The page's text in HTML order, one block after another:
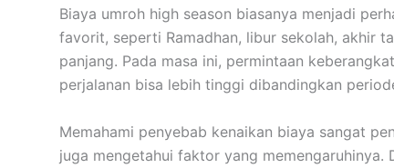
Biaya umroh high season biasanya menjadi
favorit, seperti Ramadhan, libur sekolah, akhir
panjang. Pada masa ini, permintaan
perjalanan bisa lebih tinggi dibandingkan
Memahami penyebab kenaikan biaya sangat
juga mengetahui faktor yang